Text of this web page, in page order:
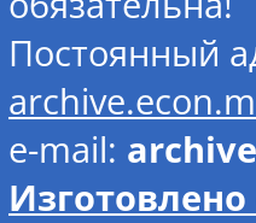
Постоянный
e-mail: archive